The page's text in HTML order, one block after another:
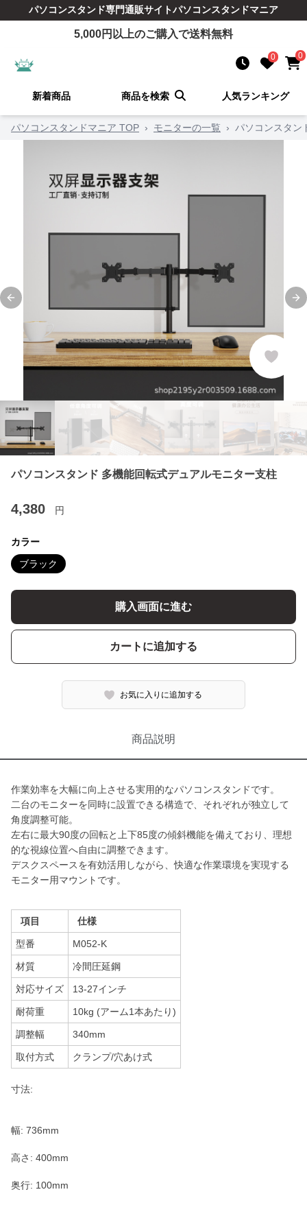
パソコンスタンド専門通販サイトパソコンスタンドマニア
5,000円以上のご購入で送料無料
0 0
新着商品 商品を検索 人気ランキング
パソコンスタンドマニア TOP › モニターの一覧 › パソコンスタン
Previous slide
パソコンスタンド 多機能回転式デュアルモニター支柱
4,380 円
カラー
ブラック
購入画面に進む
カートに追加する
お気に入りに追加する
商品説明
作業効率を大幅に向上させる実用的なパソコンスタンドです。
二台のモニターを同時に設置できる構造で、それぞれが独立して
角度調整可能。
左右に最大90度の回転と上下85度の傾斜機能を備えており、理想
的な視線位置へ自由に調整できます。
デスクスペースを有効活用しながら、快適な作業環境を実現する
モニター用マウントです。
項目 仕様
型番 M052-K
材質 冷間圧延鋼
対応サイズ 13-27インチ
耐荷重 10kg (アーム1本あたり)
調整幅 340mm
取付方式 クランプ/穴あけ式
寸法:
幅: 736mm
高さ: 400mm
奥行: 100mm